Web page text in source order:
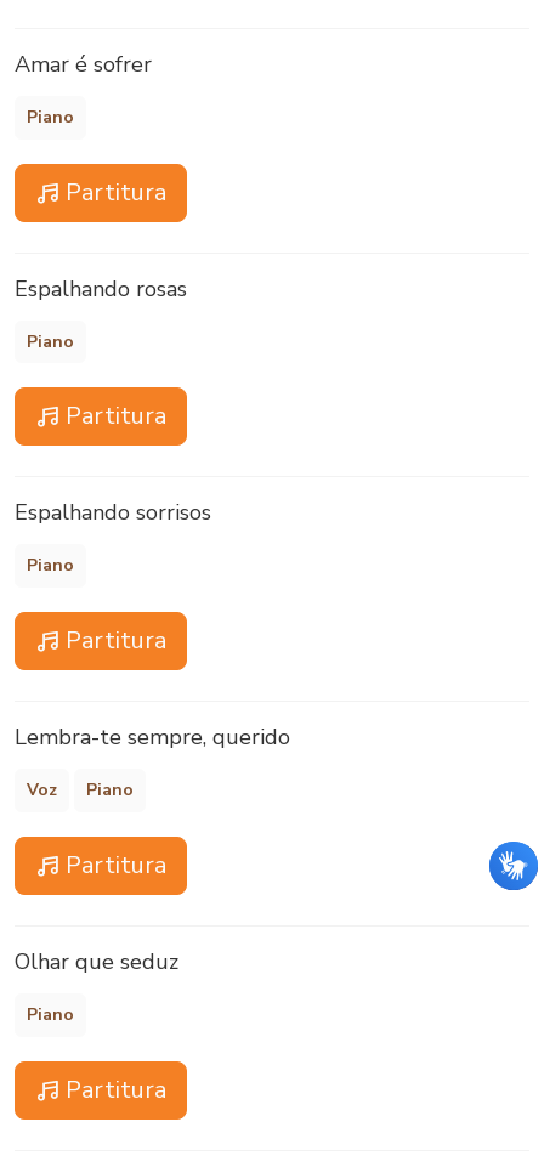
Amar é sofrer
Piano
Partitura
Espalhando rosas
Piano
Partitura
Espalhando sorrisos
Piano
Partitura
Lembra-te sempre, querido
Voz Piano
Partitura
Olhar que seduz
Piano
Partitura